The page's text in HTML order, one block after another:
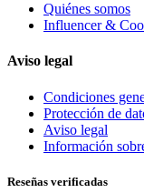
Quiénes somos
Influencer &
Aviso legal
Condiciones
Protección de
Aviso legal
Información
Reseñas verificadas